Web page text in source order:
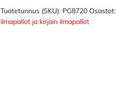
cm
hopea
Tuotetunnus (SKU): PG8720 Osastot:
ilmapallot ja kirjain ilmapallot